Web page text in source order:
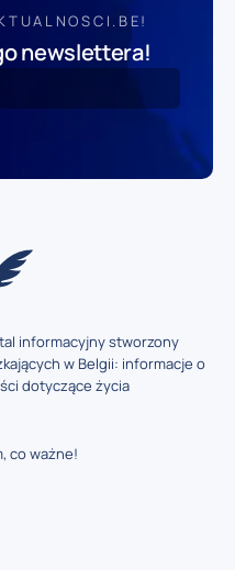
newslettera!
informacyjny stworzony
w Belgii: informacje o
dotyczące życia
co ważne!